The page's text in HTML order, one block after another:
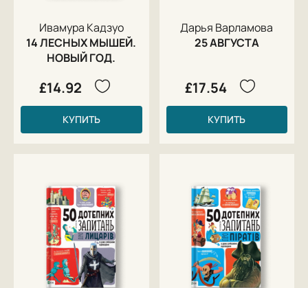
Ивамура Кадзуо
14 ЛЕСНЫХ МЫШЕЙ.
НОВЫЙ ГОД.
£14.92
КУПИТЬ
Дарья Варламова
25 АВГУСТА
£17.54
КУПИТЬ